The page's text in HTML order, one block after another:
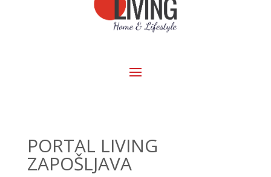
PORTAL LIVING
ZAPOŠLJAVA